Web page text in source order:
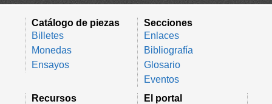
Catálogo de piezas
Billetes
Monedas
Ensayos
Secciones
Enlaces
Bibliografía
Glosario
Eventos
Recursos
El portal